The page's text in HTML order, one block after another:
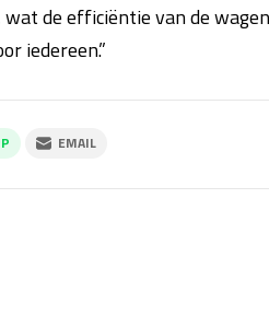
de efficiëntie van de
iedereen.”
EMAIL